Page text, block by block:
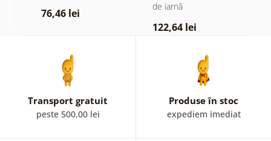
76,46 lei
de iarnă
122,64 lei
Transport gratuit
peste 500,00 lei
Produse în stoc
expediem imediat